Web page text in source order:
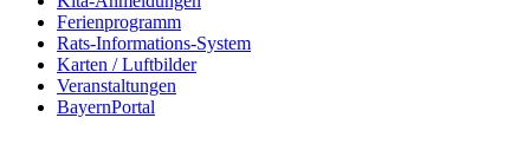
Ferienprogramm
Rats-Informations-System
Karten / Luftbilder
Veranstaltungen
BayernPortal